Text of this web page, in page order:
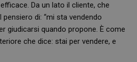
Da un lato il cliente, che
di: “mi sta vendendo
giudicarsi quando propone. È come
che dice: stai per vendere, e